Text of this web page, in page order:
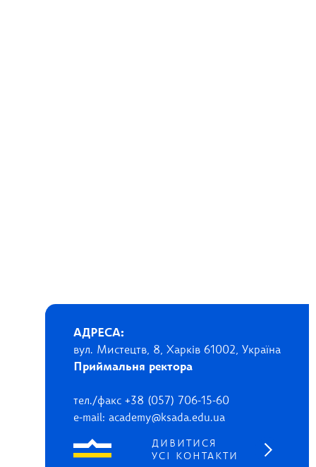
АДРЕСА:
вул. Мистецтв, 8, Харків 61002, Україна
Приймальня ректора
тел./факс +38 (057) 706-15-60
e-mail: academy@ksada.edu.ua
ДИВИТИСЯ
УСІ КОНТАКТИ